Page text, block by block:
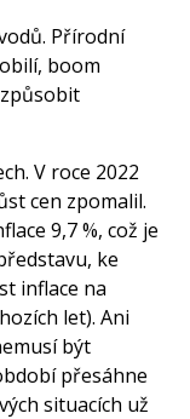
Přírodní
boom
V roce 2022
cen zpomalil.
9,7 %, což je
ke
inflace na
let). Ani
být
přesáhne
situacích už